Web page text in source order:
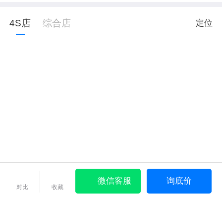
4S店 综合店 定位
对比 收藏
微信客服 询底价